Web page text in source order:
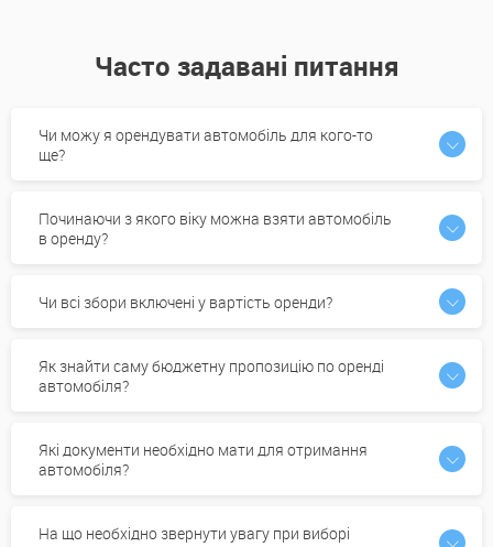
Часто задавані питання
Чи можу я орендувати автомобіль для кого-то
ще?
Починаючи з якого віку можна взяти автомобіль
в оренду?
Чи всі збори включені у вартість оренди?
Як знайти саму бюджетну пропозицію по оренді
автомобіля?
Які документи необхідно мати для отримання
автомобіля?
На що необхідно звернути увагу при виборі